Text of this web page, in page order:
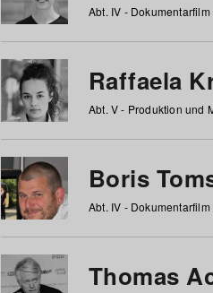
Abt. IV -
Raffaela
Abt. V - Produktion und
Boris
Abt. IV -
Thomas